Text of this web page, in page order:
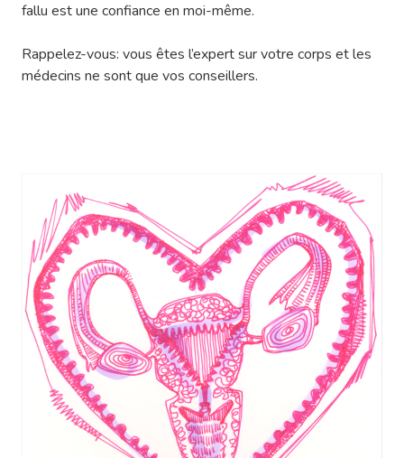
fallu est une confiance en moi-même.
Rappelez-vous: vous êtes l’expert sur votre corps et les
médecins ne sont que vos conseillers.